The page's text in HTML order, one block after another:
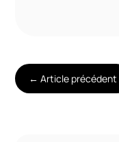
←Article précédent